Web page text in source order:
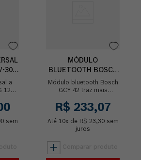
300
a
12V-
sem
MÓDULO
BLUETOOTH BOSCH
GCY 42 CONECTA
COM O CELULAR
Módulo bluetooth Bosch
GCY 42 traz mais
ferramenta através da
conectividade com seu
celular. Ut...
R$ 233,07
Até 10x de R$ 23,30sem
juros